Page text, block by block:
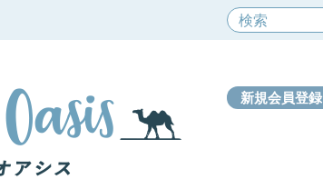
新規会員登録